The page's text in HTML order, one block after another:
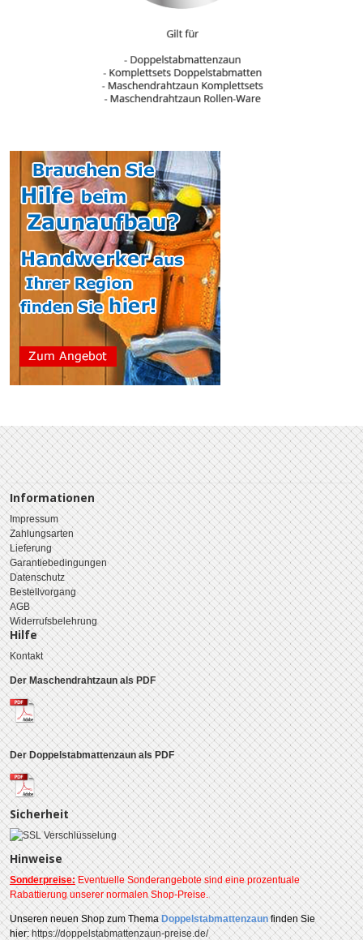
Informationen
Impressum
Zahlungsarten
Lieferung
Garantiebedingungen
Datenschutz
Bestellvorgang
AGB
Widerrufsbelehrung
Hilfe
Kontakt
Der Maschendrahtzaun als PDF
Der Doppelstabmattenzaun als PDF
Sicherheit
Hinweise
Sonderpreise: Eventuelle Sonderangebote sind eine prozentuale
Rabattierung unserer normalen Shop-Preise.
Unserenneuen Shop zum Thema Doppelstabmattenzaun finden Sie
hier:https://doppelstabmattenzaun-preise.de/